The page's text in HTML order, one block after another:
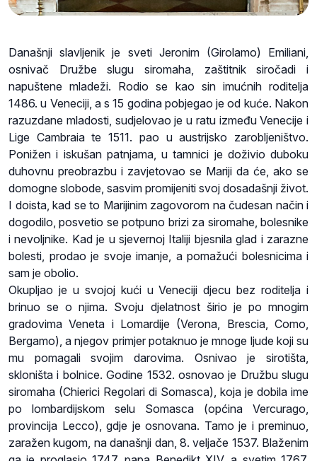
Današnji slavljenik je sveti Jeronim (Girolamo) Emiliani,
osnivač Družbe slugu siromaha, zaštitnik siročadi i
napuštene mladeži. Rodio se kao sin imućnih roditelja
1486. u Veneciji, a s 15 godina pobjegao je od kuće. Nakon
razuzdane mladosti, sudjelovao je u ratu između Venecije i
Lige Cambraia te 1511. pao u austrijsko zarobljeništvo.
Ponižen i iskušan patnjama, u tamnici je doživio duboku
duhovnu preobrazbu i zavjetovao se Mariji da će, ako se
domogne slobode, sasvim promijeniti svoj dosadašnji život.
I doista, kad se to Marijinim zagovorom na čudesan način i
dogodilo, posvetio se potpuno brizi za siromahe, bolesnike
i nevoljnike. Kad je u sjevernoj Italiji bjesnila glad i zarazne
bolesti, prodao je svoje imanje, a pomažući bolesnicima i
sam je obolio.
Okupljao je u svojoj kući u Veneciji djecu bez roditelja i
brinuo se o njima. Svoju djelatnost širio je po mnogim
gradovima Veneta i Lomardije (Verona, Brescia, Como,
Bergamo), a njegov primjer potaknuo je mnoge ljude koji su
mu pomagali svojim darovima. Osnivao je sirotišta,
skloništa i bolnice. Godine 1532. osnovao je Družbu slugu
siromaha (Chierici Regolari di Somasca), koja je dobila ime
po lombardijskom selu Somasca (općina Vercurago,
provincija Lecco), gdje je osnovana. Tamo je i preminuo,
zaražen kugom, na današnji dan, 8. veljače 1537. Blaženim